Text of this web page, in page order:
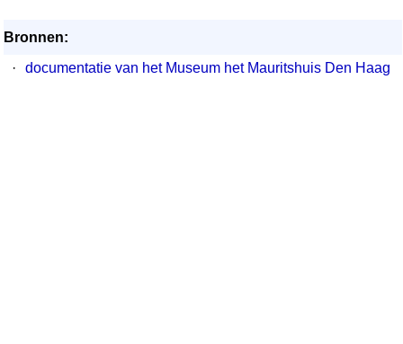
Bronnen:
·
documentatie van het Museum het Mauritshuis Den Haag